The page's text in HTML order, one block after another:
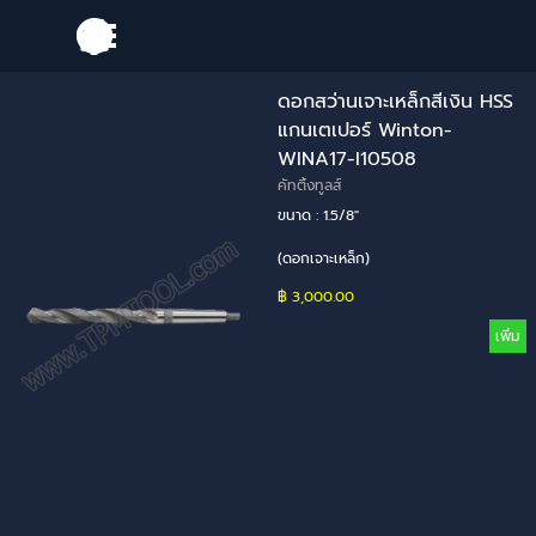
Skip menu
ดอกสว่านเจาะเหล็กสีเงิน HSS
แกนเตเปอร์ Winton-
WINA17-I10508
คัทติ้งทูลส์
ขนาด : 1.5/8"
(ดอกเจาะเหล็ก)
฿ 3,000.00
เพิ่ม